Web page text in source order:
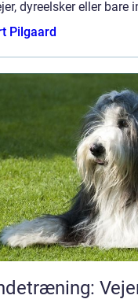
dyreelsker eller bare
Pilgaard